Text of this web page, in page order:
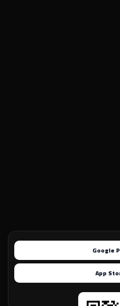
Google
App